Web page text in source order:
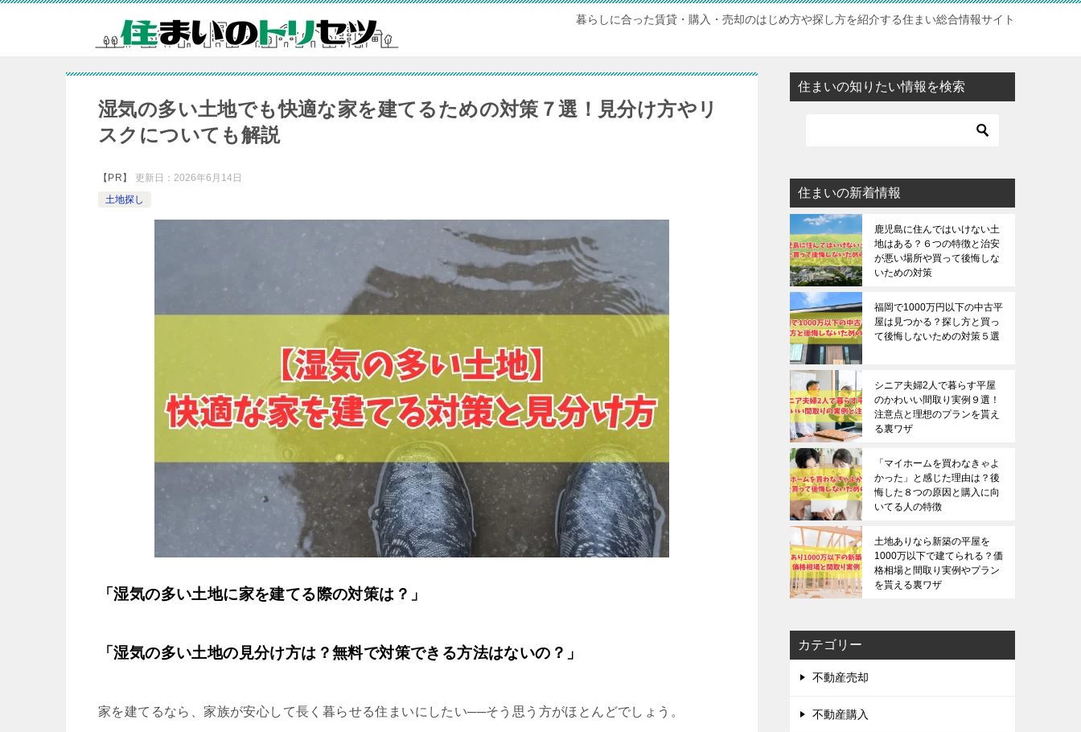
暮らしに合った賃貸・購入・売却のはじめ方や探し方を紹介する住まい総合情報サイト
湿気の多い土地でも快適な家を建てるための対策７選！見分け方やリ
スクについても解説
【PR】 更新日：2026年6月14日
土地探し
「湿気の多い土地に家を建てる際の対策は？」
「湿気の多い土地の見分け方は？無料で対策できる方法はないの？」
家を建てるなら、家族が安心して長く暮らせる住まいにしたい──そう思う方がほとんどでしょう。
住まいの知りたい情報を検索
住まいの新着情報
鹿児島に住んではいけない土
地はある？６つの特徴と治安
が悪い場所や買って後悔しな
いための対策
福岡で1000万円以下の中古平
屋は見つかる？探し方と買っ
て後悔しないための対策５選
シニア夫婦2人で暮らす平屋
のかわいい間取り実例９選！
注意点と理想のプランを貰え
る裏ワザ
「マイホームを買わなきゃよ
かった」と感じた理由は？後
悔した８つの原因と購入に向
いてる人の特徴
土地ありなら新築の平屋を
1000万以下で建てられる？価
格相場と間取り実例やプラン
を貰える裏ワザ
カテゴリー
不動産売却
不動産購入